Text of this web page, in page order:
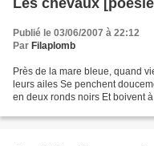
Les chevaux
Publié le 03/06/2007 à 22:12
Par Filaplomb
Près de la mare bleue, quand
leurs ailes Se penchent
en deux ronds noirs Et boivent